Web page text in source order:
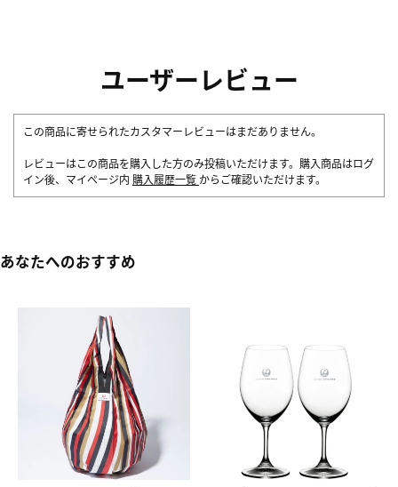
ユーザーレビュー
この商品に寄せられたカスタマーレビューはまだありません。
レビューはこの商品を購入した方のみ投稿いただけます。購入商品はログ
イン後、マイページ内 購入履歴一覧 からご確認いただけます。
あなたへのおすすめ